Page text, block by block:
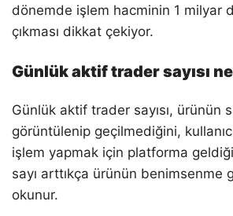
dönemde işlem hacminin 1 milyar
çıkması dikkat çekiyor.
Günlük aktif trader sayısı
Günlük aktif trader sayısı, ürünün
görüntülenip geçilmediğini,
işlem yapmak için platforma
sayı arttıkça ürünün benimsenme
okunur.